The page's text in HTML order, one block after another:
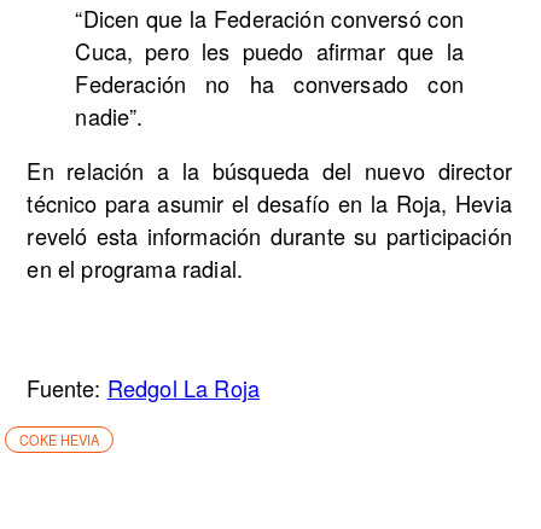
“Dicen que la Federación conversó con
Cuca, pero les puedo afirmar que la
Federación no ha conversado con
nadie”.
En relación a la búsqueda del nuevo director
técnico para asumir el desafío en la Roja, Hevia
reveló esta información durante su participación
en el programa radial.
Fuente: Redgol La Roja
COKE HEVIA